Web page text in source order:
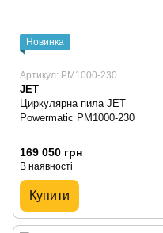
Новинка
Артикул: PM1000-230
JET
Циркулярна пила JET
Powermatic PM1000-230
169 050 грн
В наявності
Купити